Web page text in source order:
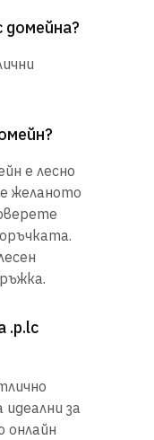
домейна?
е лесно
желаното
.p.lc
идеални за
онлайн